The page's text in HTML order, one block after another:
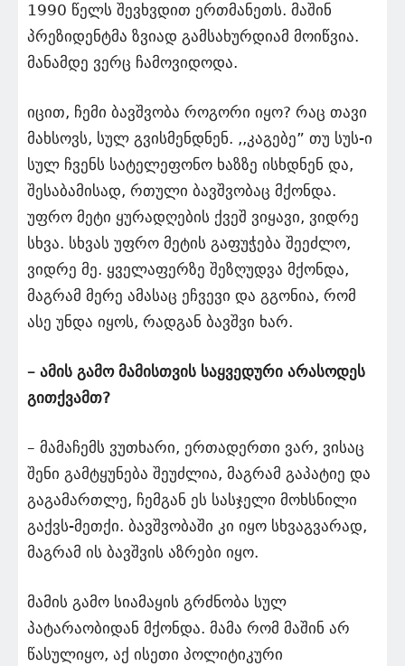
1990 წელს შევხვდით ერთმანეთს. მაშინ
პრეზიდენტმა ზვიად გამსახურდიამ მოიწვია.
მანამდე ვერც ჩამოვიდოდა.
იცით, ჩემი ბავშვობა როგორი იყო? რაც თავი
მახსოვს, სულ გვისმენდნენ. ,,კაგებე” თუ სუს-ი
სულ ჩვენს სატელეფონო ხაზზე ისხდნენ და,
შესაბამისად, რთული ბავშვობაც მქონდა.
უფრო მეტი ყურადღების ქვეშ ვიყავი, ვიდრე
სხვა. სხვას უფრო მეტის გაფუჭება შეეძლო,
ვიდრე მე. ყველაფერზე შეზღუდვა მქონდა,
მაგრამ მერე ამასაც ეჩვევი და გგონია, რომ
ასე უნდა იყოს, რადგან ბავშვი ხარ.
– ამის გამო მამისთვის საყვედური არასოდეს
გითქვამთ?
– მამაჩემს ვუთხარი, ერთადერთი ვარ, ვისაც
შენი გამტყუნება შეუძლია, მაგრამ გაპატიე და
გაგამართლე, ჩემგან ეს სასჯელი მოხსნილი
გაქვს-მეთქი. ბავშვობაში კი იყო სხვაგვარად,
მაგრამ ის ბავშვის აზრები იყო.
მამის გამო სიამაყის გრძნობა სულ
პატარაობიდან მქონდა. მამა რომ მაშინ არ
წასულიყო, აქ ისეთი პოლიტიკური